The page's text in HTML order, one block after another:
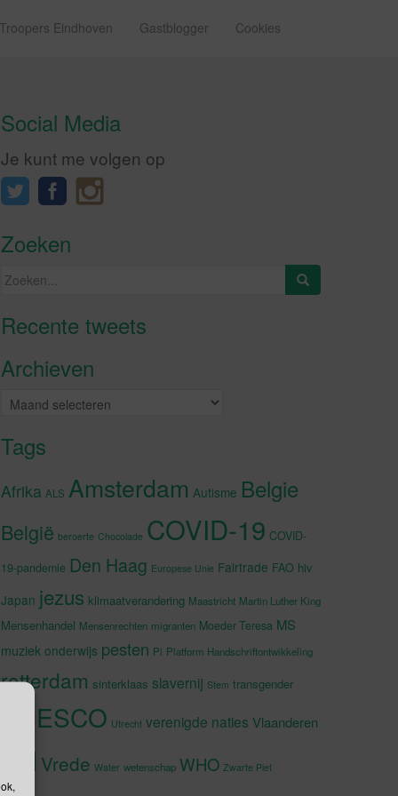
Eindhoven Gastblogger Cookies
Social Media
Je kunt me volgen op
Zoeken
Zoeken
Recente tweetsKlik om marketing cookies te
Archieven
Archieven
Tags
Afrika ALS Amsterdam Autisme Belgie
België beroerte Chocolade COVID-19 COVID-
19-pandemie Den Haag Europese Unie Fairtrade FAO hiv
Japan jezus klimaatverandering Maastricht Martin Luther King
Mensenhandel Mensenrechten migranten Moeder Teresa MS
muziek onderwijs pesten Pi Platform Handschriftontwikkeling
rotterdam sinterklaas slavernij Stem transgender
UNESCO Utrecht verenigde naties Vlaanderen
VN Vrede Water wetenschap WHO Zwarte Piet